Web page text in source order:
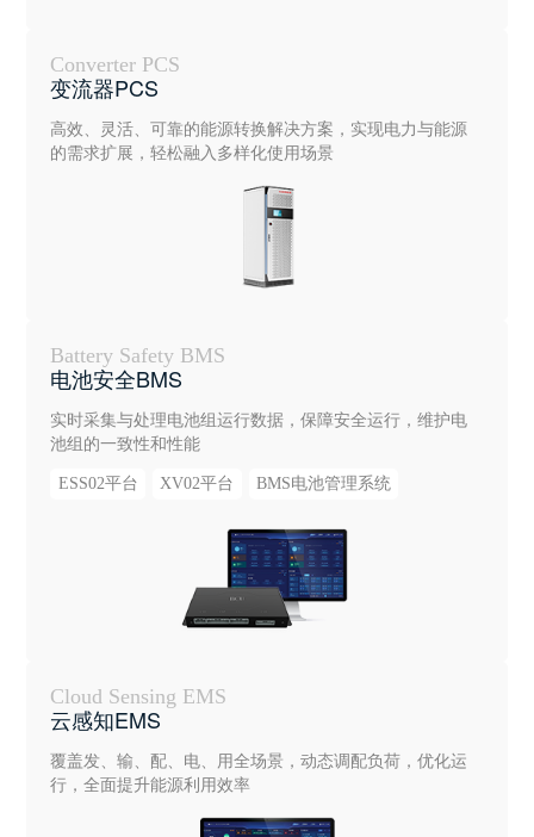
Converter PCS
变流器PCS
高效、灵活、可靠的能源转换解决方案，实现电力与能源
的需求扩展，轻松融入多样化使用场景
Battery Safety BMS
电池安全BMS
实时采集与处理电池组运行数据，保障安全运行，维护电
池组的一致性和性能
ESS02平台 XV02平台 BMS电池管理系统
Cloud Sensing EMS
云感知EMS
覆盖发、输、配、电、用全场景，动态调配负荷，优化运
行，全面提升能源利用效率